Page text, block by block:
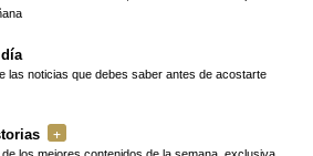
las noticias que debes saber antes de acostarte